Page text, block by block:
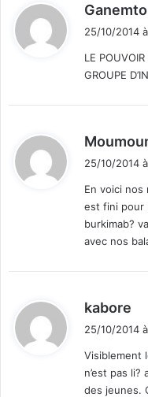
25/10/2014
LE
GROUPE
25/10/2014
En voici nos
est fini pour
burkimab?
avec nos
kabore
:
25/10/2014
Visiblement
n’est pas li?
des jeunes.